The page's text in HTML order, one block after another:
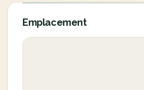
Emplacement